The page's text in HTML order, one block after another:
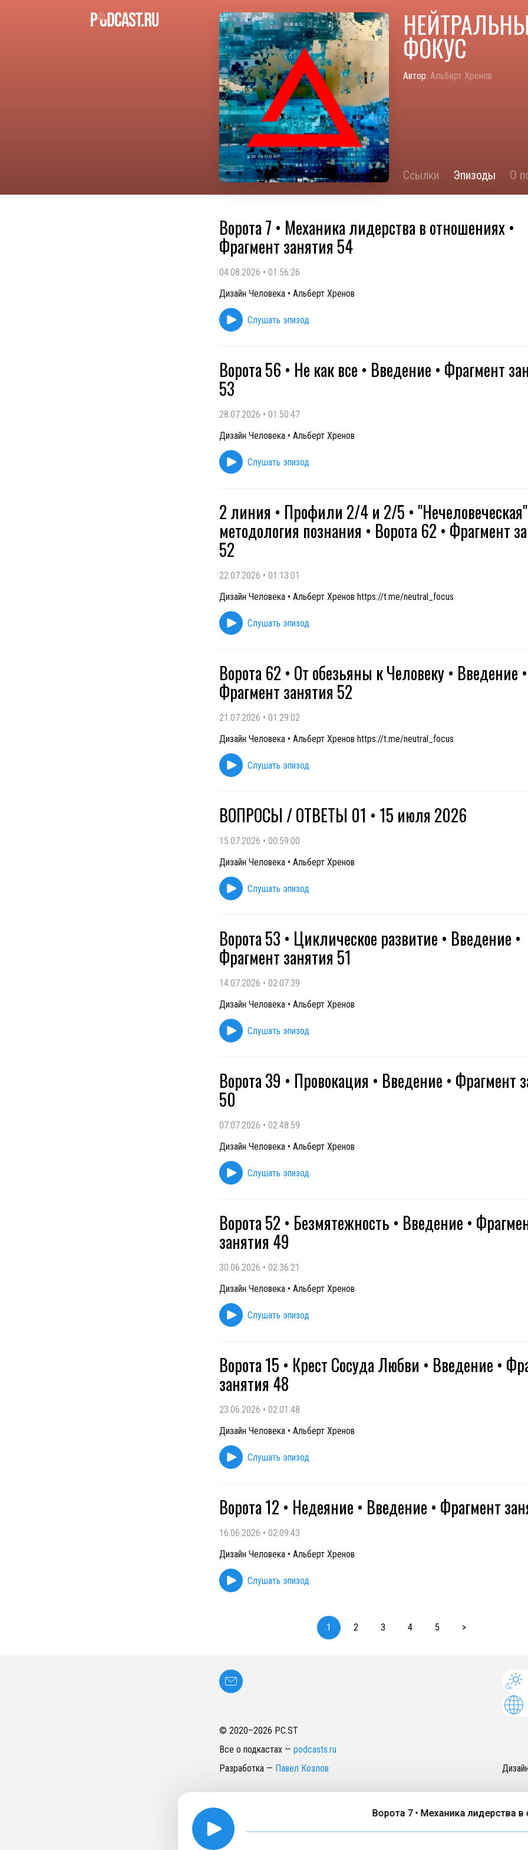
ФОКУС
Автор: Альберт Хренов
Ссылки Эпизоды О
Ворота 7 • Механика лидерства в отношениях •
Фрагмент занятия 54
04.08.2026 • 01:56:26
Дизайн Человека • Альберт Хренов
Слушать эпизод
Ворота 56 • Не как все • Введение • Фрагмент
53
28.07.2026 • 01:50:47
Дизайн Человека • Альберт Хренов
Слушать эпизод
2 линия • Профили 2/4 и 2/5 • "Нечеловеческая"
методология познания • Ворота 62 • Фрагмент
52
22.07.2026 • 01:13:01
Дизайн Человека • Альберт Хренов https://t.me/neutral_focus
Слушать эпизод
Ворота 62 • От обезьяны к Человеку • Введение •
Фрагмент занятия 52
21.07.2026 • 01:29:02
Дизайн Человека • Альберт Хренов https://t.me/neutral_focus
Слушать эпизод
ВОПРОСЫ / ОТВЕТЫ 01 • 15 июля 2026
15.07.2026 • 00:59:00
Дизайн Человека • Альберт Хренов
Слушать эпизод
Ворота 53 • Циклическое развитие • Введение •
Фрагмент занятия 51
14.07.2026 • 02:07:39
Дизайн Человека • Альберт Хренов
Слушать эпизод
Ворота 39 • Провокация • Введение • Фрагмент
50
07.07.2026 • 02:48:59
Дизайн Человека • Альберт Хренов
Слушать эпизод
Ворота 52 • Безмятежность • Введение •
занятия 49
30.06.2026 • 02:36:21
Дизайн Человека • Альберт Хренов
Слушать эпизод
Ворота 15 • Крест Сосуда Любви • Введение •
занятия 48
23.06.2026 • 02:01:48
Дизайн Человека • Альберт Хренов
Слушать эпизод
Ворота 12 • Недеяние • Введение • Фрагмент
16.06.2026 • 02:09:43
Дизайн Человека • Альберт Хренов
Слушать эпизод
1 2 3 4 5 >
© 2020–2026 PC.ST
Все о подкастах — podcasts.ru
Разработка — Павел Козлов Дизайн
Ворота 7 • Механика лидерства в